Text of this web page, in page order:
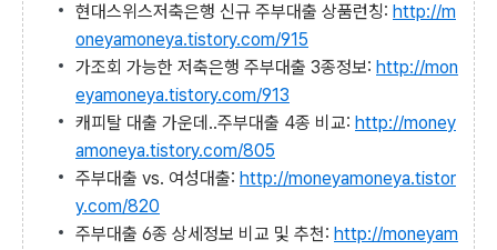
현대스위스저축은행 신규 주부대출 상품런칭: http://m
oneyamoneya.tistory.com/915
가조회 가능한 저축은행 주부대출 3종정보: http://mon
eyamoneya.tistory.com/913
캐피탈 대출 가운데..주부대출 4종 비교: http://money
amoneya.tistory.com/805
주부대출 vs. 여성대출: http://moneyamoneya.tistor
y.com/820
주부대출 6종 상세정보 비교 및 추천: http://moneyam